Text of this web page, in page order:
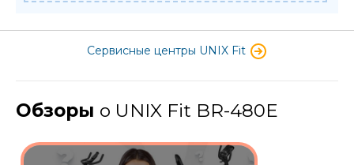
Сервисные центры UNIX Fit
Обзоры о UNIX Fit BR-480E